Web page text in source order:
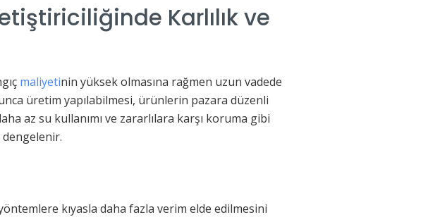
Karlılık ve
maliyetinin yüksek olmasına rağmen uzun vadede
üretim yapılabilmesi, ürünlerin pazara düzenli
az su kullanımı ve zararlılara karşı koruma gibi
dengelenir.
kıyasla daha fazla verim elde edilmesini